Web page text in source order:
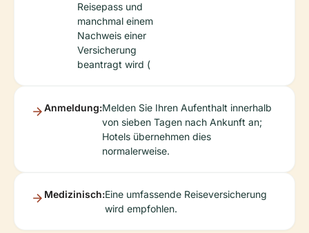
Reisepass und
manchmal einem
Nachweis einer
Versicherung
beantragt wird (
Anmeldung:Melden Sie Ihren Aufenthalt innerhalb
von sieben Tagen nach Ankunft an;
Hotels übernehmen dies
normalerweise.
Medizinisch:Eine umfassende Reiseversicherung
wird empfohlen.